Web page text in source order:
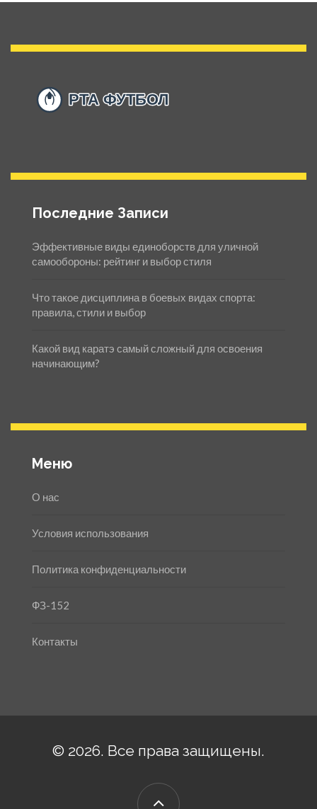
Последние Записи
Эффективные виды единоборств для уличной
самообороны: рейтинг и выбор стиля
Что такое дисциплина в боевых видах спорта:
правила, стили и выбор
Какой вид каратэ самый сложный для освоения
начинающим?
Меню
О нас
Условия использования
Политика конфиденциальности
ФЗ-152
Контакты
© 2026. Все права защищены.